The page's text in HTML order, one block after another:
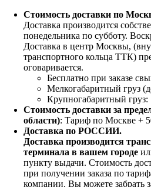
Стоимость доставки по
Доставка производится
понедельника по субботу.
Доставка в центр Москвы,
транспортного кольца ТТК)
оговаривается.
Бесплатно при заказе
Мелкогабаритный груз
Крупногабаритный груз:
Стоимость доставки за
области): Тариф по Москве +
Доставка по РОССИИ.
Доставка производится
терминала в вашем городе
пункту выдачи. Стоимость
при получении заказа по
компании. Вы можете забрать